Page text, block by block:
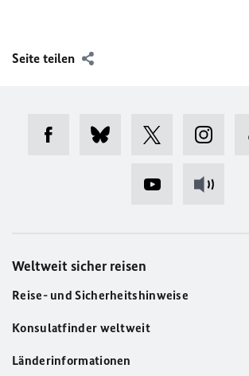
Seite teilen
Weltweit sicher reisen
Reise- und Sicherheitshinweise
Konsulatfinder weltweit
Länderinformationen